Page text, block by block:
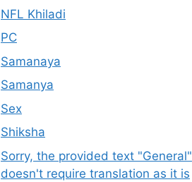
NFL Khiladi
PC
Samanaya
Samanya
Sex
Shiksha
Sorry, the provided text "General"
doesn't require translation as it is